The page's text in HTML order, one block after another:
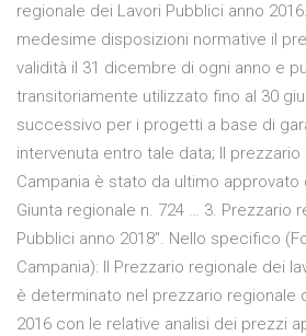
regionale dei Lavori Pubblici anno
medesime disposizioni normative il
validità il 31 dicembre di ogni anno e
transitoriamente utilizzato fino al 30
successivo per i progetti a base di
intervenuta entro tale data; Il
Campania è stato da ultimo
Giunta regionale n. 724 … 3. Prezzario
Pubblici anno 2018". Nello specifico
Campania): Il Prezzario regionale dei
è determinato nel prezzario regionale
2016 con le relative analisi dei prezzi